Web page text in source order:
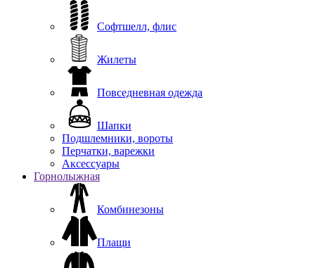
Софтшелл, флис
Жилеты
Повседневная одежда
Шапки
Подшлемники, вороты
Перчатки, варежки
Аксессуары
Горнолыжная
Комбинезоны
Плащи